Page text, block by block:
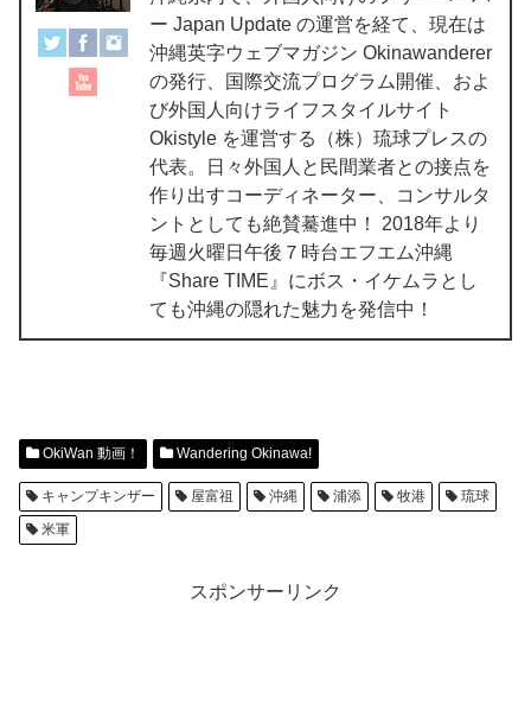
ー Japan Update の運営を経て、現在は
沖縄英字ウェブマガジン Okinawanderer
の発行、国際交流プログラム開催、およ
び外国人向けライフスタイルサイト
Okistyle を運営する（株）琉球プレスの
代表。日々外国人と民間業者との接点を
作り出すコーディネーター、コンサルタ
ントとしても絶賛驀進中！ 2018年より
毎週火曜日午後７時台エフエム沖縄
『Share TIME』にボス・イケムラとし
ても沖縄の隠れた魅力を発信中！
OkiWan 動画！ Wandering Okinawa!
キャンプキンザー 屋富祖 沖縄 浦添 牧港
琉球
米軍
スポンサーリンク